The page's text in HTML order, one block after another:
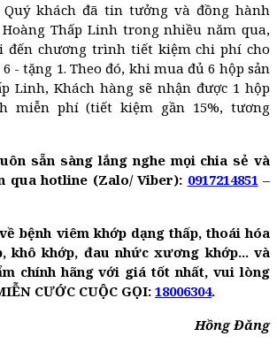
khách đã tin tưởng và đồng hành
Thấp Linh trong nhiều năm qua,
đến chương trình tiết kiệm chi phí cho
- tặng 1. Theo đó, khi mua đủ 6 hộp sản
Linh, Khách hàng sẽ nhận được 1 hộp
miễn phí (tiết kiệm gần 15%, tương
sẵn sàng lắng nghe mọi chia sẻ và
qua hotline (Zalo/ Viber): 0917214851–
bệnh viêm khớp dạng thấp, thoái hóa
khô khớp, đau nhức xương khớp... và
chính hãng với giá tốt nhất, vui lòng
CƯỚC CUỘC GỌI: 18006304.
Hồng Đăng